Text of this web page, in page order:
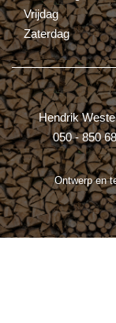
Vrijdag
Zaterdag
Hendrik
050 - 850
Ontwerp en